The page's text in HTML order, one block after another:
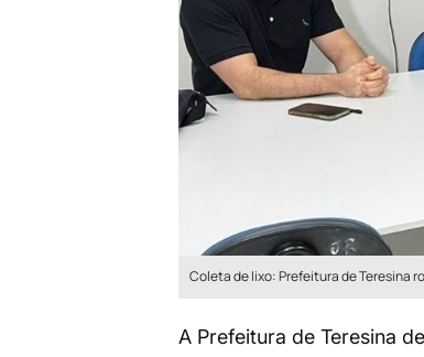
Coleta de lixo: Prefeitura de Teresina
A Prefeitura de Teresina